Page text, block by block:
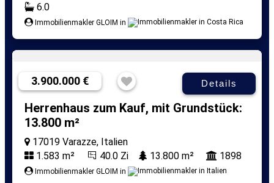
6.0
Immobilienmakler GLOIM in
3.900.000 € Details
Herrenhaus zum Kauf, mit Grundstück:
13.800 m²
17019 Varazze, Italien
1.583 m²
40.0 Zi 13.800 m² 1898
Immobilienmakler GLOIM in